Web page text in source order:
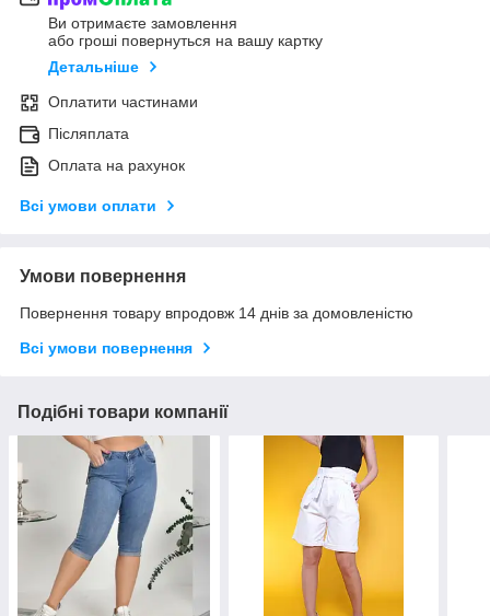
Ви отримаєте замовлення
або гроші повернуться на вашу картку
Детальніше
Оплатити частинами
Післяплата
Оплата на рахунок
Всі умови оплати
Умови повернення
Повернення товару впродовж 14 днів за домовленістю
Всі умови повернення
Подібні товари компанії